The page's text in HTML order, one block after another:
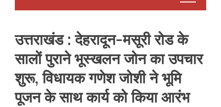
उत्तराखंड : देहरादून-मसूरी रोड के
सालों पुराने भूस्खलन जोन का उपचार
शुरू, विधायक गणेश जोशी ने भूमि
पूजन के साथ कार्य को किया आरंभ